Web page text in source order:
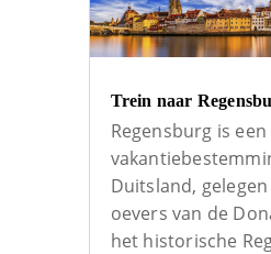
Trein naar
Regensburg is
Duitsland,
oevers van de
het historische